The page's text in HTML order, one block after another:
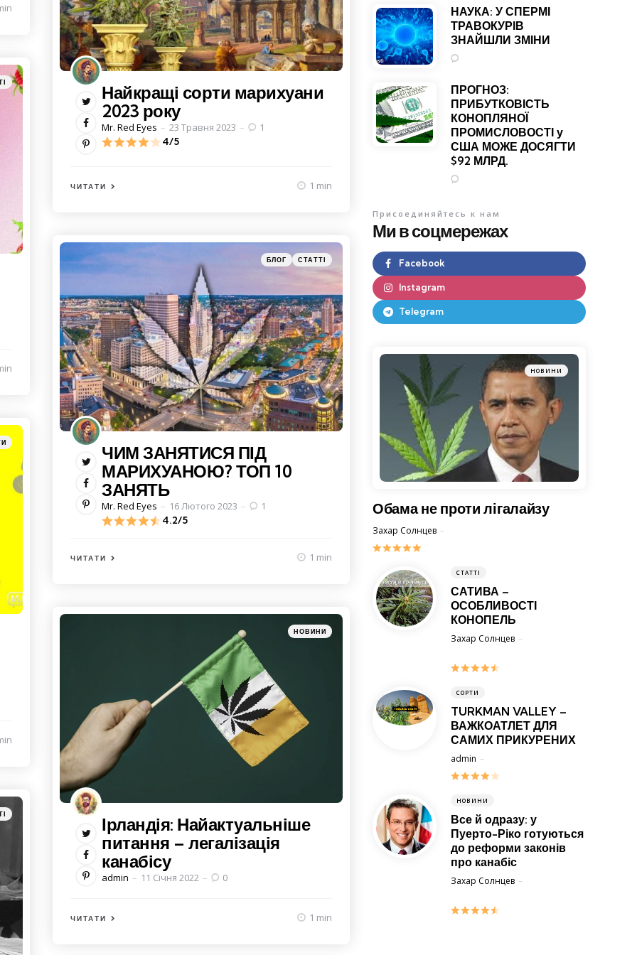
Найкращі сорти марихуани
2023 року
Posted
by
Mr. Red Eyes 23 Травня 2023
1
4/5
ЧИТАТИ 1 min
Categories
Posted
in
БЛОГ СТАТТІ
ЧИМ ЗАНЯТИСЯ ПІД
МАРИХУАНОЮ? ТОП 10
ЗАНЯТЬ
Posted
by
Mr. Red Eyes 16 Лютого 2023
1
4.2/5
ЧИТАТИ 1 min
Categories
Posted
in
НОВИНИ
Ірландія: Найактуальніше
питання – легалізація
канабісу
Posted
admin 11 Січня 2022 0
ЧИТАТИ 1 min
НАУКА: У СПЕРМІ
ТРАВОКУРІВ
ЗНАЙШЛИ ЗМІНИ
ПРОГНОЗ:
ПРИБУТКОВІСТЬ
КОНОПЛЯНОЇ
ПРОМИСЛОВОСТІ у
США МОЖЕ ДОСЯГТИ
$92 МЛРД.
Ми в соцмережах
Присоединяйтесь к нам
Facebook
Instagram
Telegram
НОВИНИ
Обама не проти лігалайзу
Posted
Захар Солнцев
СТАТТІ
САТИВА –
ОСОБЛИВОСТІ
КОНОПЕЛЬ
Posted
Захар Солнцев
СОРТИ
TURKMAN VALLEY –
ВАЖКОАТЛЕТ ДЛЯ
САМИХ ПРИКУРЕНИХ
Posted
admin
НОВИНИ
Все й одразу: у
Пуерто-Ріко готуються
до реформи законів
про канабіс
Posted
Захар Солнцев